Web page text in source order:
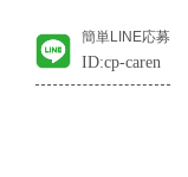
簡単LINE応募
ID:cp-caren